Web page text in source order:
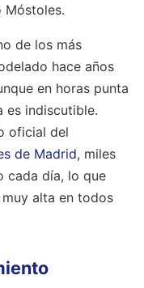
Móstoles.
de los más
hace años
en horas punta
es indiscutible.
oficial del
de Madrid, miles
cada día, lo que
alta en todos